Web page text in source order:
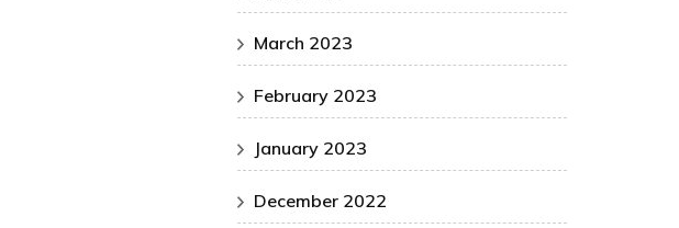
March 2023
February 2023
January 2023
December 2022